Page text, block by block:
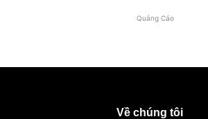
Quảng Cáo
Về chúng tôi